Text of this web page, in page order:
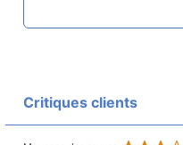
Critiques clients